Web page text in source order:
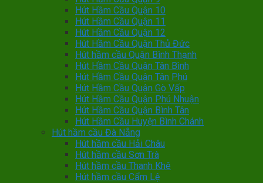
Hút Hầm Cầu Quận 10
Hút Hầm Cầu Quận 11
Hút Hầm Cầu Quận 12
Hút Hầm Cầu Quận Thủ Đức
Hút hầm cầu Quận Bình Thạnh
Hút Hầm Cầu Quận Tân Bình
Hút Hầm Cầu Quận Tân Phú
Hút Hầm Cầu Quận Gò Vấp
Hút Hầm Cầu Quận Phú Nhuận
Hút Hầm Cầu Quận Bình Tân
Hút Hầm Cầu Huyện Bình Chánh
Hút hầm cầu Đà Nẵng
Hút hầm cầu Hải Châu
Hút hầm cầu Sơn Trà
Hút hầm cầu Thanh Khê
Hút hầm cầu Cẩm Lệ